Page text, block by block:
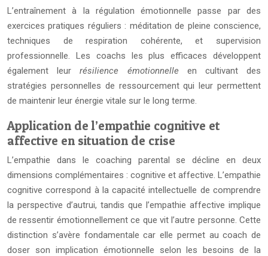
L’entraînement à la régulation émotionnelle passe par des
exercices pratiques réguliers : méditation de pleine conscience,
techniques de respiration cohérente, et supervision
professionnelle. Les coachs les plus efficaces développent
également leurrésilience émotionnelle en cultivant des
stratégies personnelles de ressourcement qui leur permettent
de maintenir leur énergie vitale sur le long terme.
Application de l’empathie cognitive et
affective en situation de crise
L’empathie dans le coaching parental se décline en deux
dimensions complémentaires : cognitive et affective. L’empathie
cognitive correspond à la capacité intellectuelle de comprendre
la perspective d’autrui, tandis que l’empathie affective implique
de ressentir émotionnellement ce que vit l’autre personne. Cette
distinction s’avère fondamentale car elle permet au coach de
doser son implication émotionnelle selon les besoins de la